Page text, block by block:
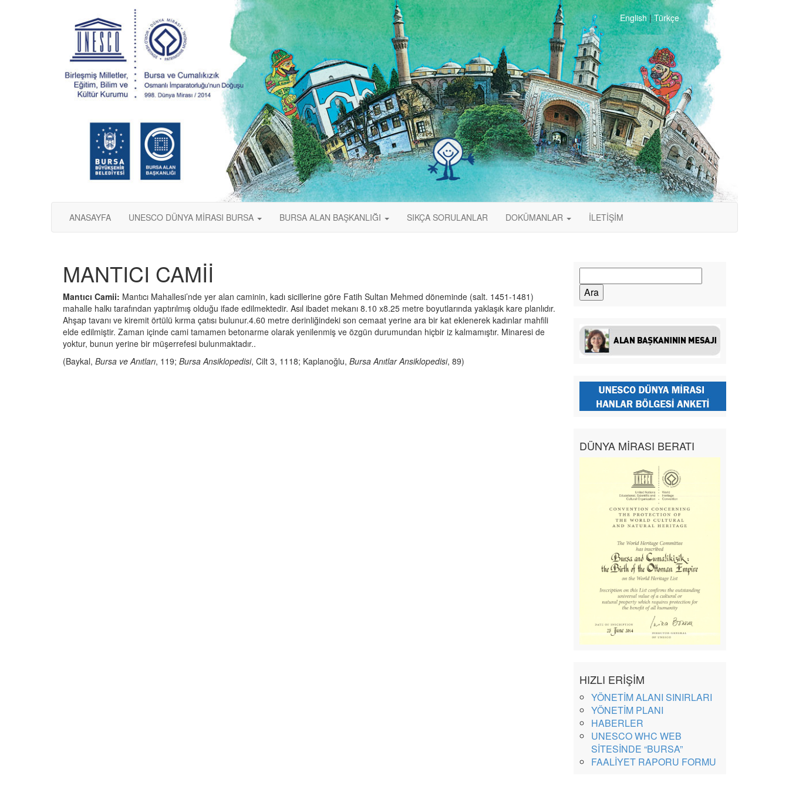
English|Türkçe
ANASAYFA UNESCO DÜNYA MİRASI BURSA BURSA ALAN BAŞKANLIĞI SIKÇA SORULANLAR DOKÜMANLAR İLETİŞİM
MANTICI CAMİİ
Mantıcı Camii: Mantıcı Mahallesi’nde yer alan caminin, kadı sicillerine göre Fatih Sultan Mehmed döneminde (salt. 1451-1481)
mahalle halkı tarafından yaptırılmış olduğu ifade edilmektedir. Asıl ibadet mekanı 8.10 x8.25 metre boyutlarında yaklaşık kare planlıdır.
Ahşap tavanı ve kiremit örtülü kırma çatısı bulunur.4.60 metre derinliğindeki son cemaat yerine ara bir kat eklenerek kadınlar mahfili
elde edilmiştir. Zaman içinde cami tamamen betonarme olarak yenilenmiş ve özgün durumundan hiçbir iz kalmamıştır. Minaresi de
yoktur, bunun yerine bir müşerrefesi bulunmaktadır..
(Baykal, Bursa ve Anıtları, 119; Bursa Ansiklopedisi, Cilt 3, 1118; Kaplanoğlu, Bursa Anıtlar Ansiklopedisi, 89)
DÜNYA MİRASI BERATI
HIZLI ERİŞİM
YÖNETİM ALANI SINIRLARI
YÖNETİM PLANI
HABERLER
UNESCO WHC WEB
SİTESİNDE “BURSA”
FAALİYET RAPORU FORMU